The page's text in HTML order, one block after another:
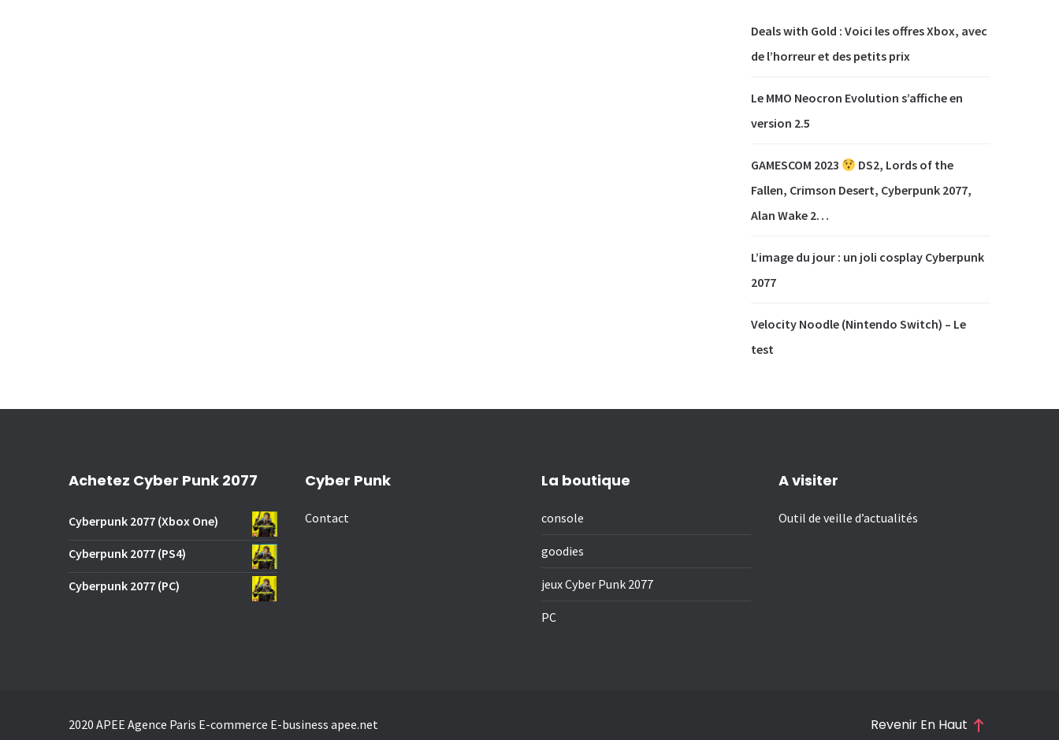
Deals with Gold : Voici les offres Xbox, avec
de l’horreur et des petits prix
Le MMO Neocron Evolution s’affiche en
version 2.5
GAMESCOM 2023
DS2, Lords of the
Fallen, Crimson Desert, Cyberpunk 2077,
Alan Wake 2…
L’image du jour : un joli cosplay Cyberpunk
2077
Velocity Noodle (Nintendo Switch) – Le
test
Achetez Cyber Punk 2077
Cyberpunk 2077 (Xbox One)
Cyberpunk 2077 (PS4)
Cyberpunk 2077 (PC)
Cyber Punk
Contact
La boutique
console
goodies
jeux Cyber Punk 2077
PC
A visiter
Outil de veille d’actualités
2020 APEE Agence Paris E-commerce E-business apee.net Revenir En Haut